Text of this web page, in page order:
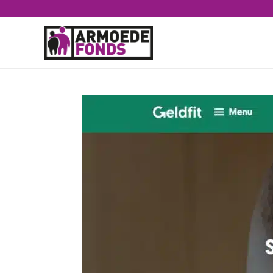
Geldfit: snel